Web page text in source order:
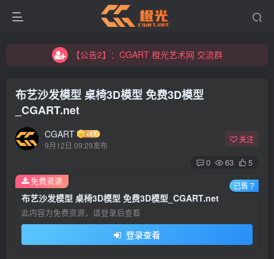
【公告2】：CGART 橙光艺术网 交流群
【公告2】：CGART 橙光艺术网 交流群
布艺沙发模型 桌椅3D模型 免费3D模型
_CGART.net
CGART
9月12日 09:29发布
关注
0 63 5
布艺沙发模型 桌椅3D模型 免费3D模型_CGART.net
此内容为免费资源，请登录后查看
登录查看
免费资源 已售 7
登录
没有账号？立即注册
用户名/手机号/邮箱